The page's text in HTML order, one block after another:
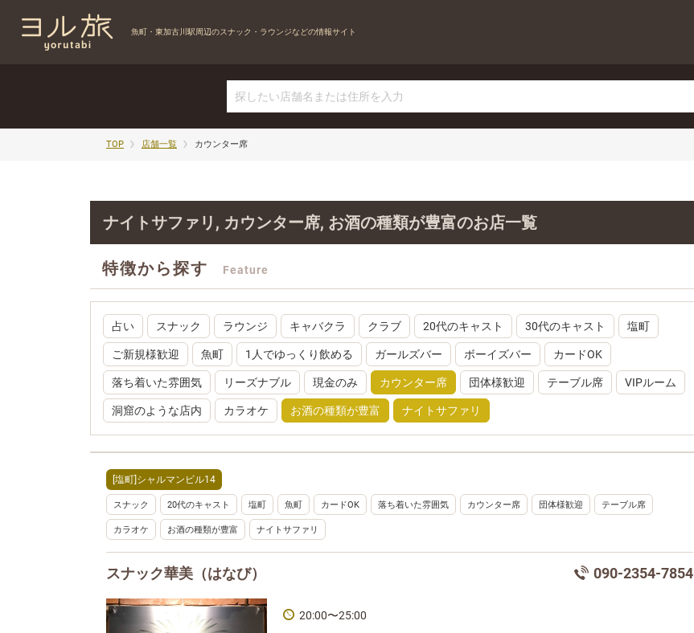
魚町・東加古川駅周辺のスナック・ラウンジなどの情報サイト
TOP 店舗一覧 カウンター席
ナイトサファリ, カウンター席, お酒の種類が豊富のお店一覧
特徴から探す Feature
占い スナック ラウンジ キャバクラ クラブ 20代のキャスト 30代のキャスト 塩町
ご新規様歓迎 魚町 1人でゆっくり飲める ガールズバー ボーイズバー カードOK
落ち着いた雰囲気 リーズナブル 現金のみ カウンター席 団体様歓迎 テーブル席 VIPルーム
洞窟のような店内 カラオケ お酒の種類が豊富 ナイトサファリ
[塩町]シャルマンビル14
スナック 20代のキャスト 塩町 魚町 カードOK 落ち着いた雰囲気 カウンター席 団体様歓迎 テーブル席
カラオケ お酒の種類が豊富 ナイトサファリ
スナック華美（はなび） 090-2354-7854
20:00〜25:00